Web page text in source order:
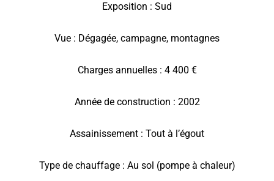
Exposition : Sud
Vue : Dégagée, campagne, montagnes
Charges annuelles : 4 400 €
Année de construction : 2002
Assainissement : Tout à l’égout
Type de chauffage : Au sol (pompe à chaleur)